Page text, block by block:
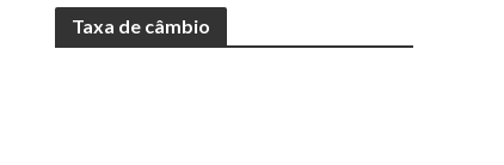
Taxa de câmbio